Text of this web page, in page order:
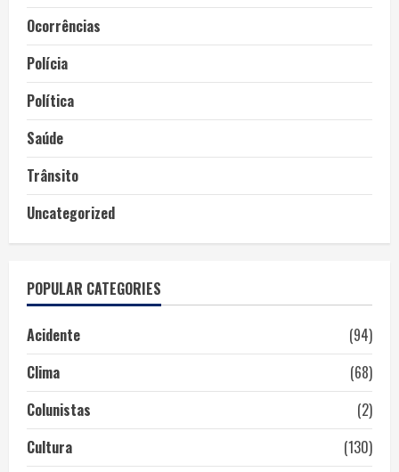
Ocorrências
Polícia
Política
Saúde
Trânsito
Uncategorized
POPULAR CATEGORIES
Acidente
(94)
Clima
(68)
Colunistas
(2)
Cultura
(130)